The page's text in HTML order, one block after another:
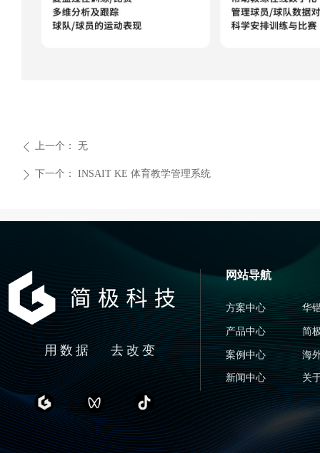
ꄴ 上一个： 无
ꄲ 下一个： INSAIT KE 体育教学管理系统
网站导航
方案中心
产品中心
案例中心
新闻中心
华
简
海
关
用数据 去改变